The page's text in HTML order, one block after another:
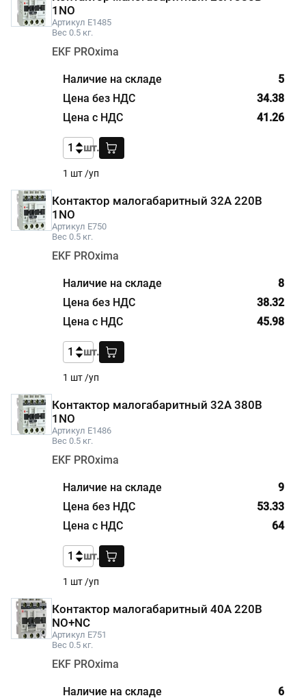
1NO
Артикул E1485
Вес 0.5 кг.
EKF PROxima
5
1 шт /уп
34.38
41.26
шт.
Контактор малогабаритный 32А 220В
1NO
Артикул E750
Вес 0.5 кг.
EKF PROxima
8
1 шт /уп
38.32
45.98
шт.
Контактор малогабаритный 32А 380В
1NO
Артикул E1486
Вес 0.5 кг.
EKF PROxima
9
1 шт /уп
53.33
64
шт.
Контактор малогабаритный 40А 220В
NO+NC
Артикул E751
Вес 0.5 кг.
EKF PROxima
6